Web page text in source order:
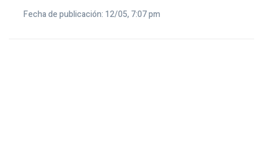
Fecha de publicación: 12/05, 7:07 pm